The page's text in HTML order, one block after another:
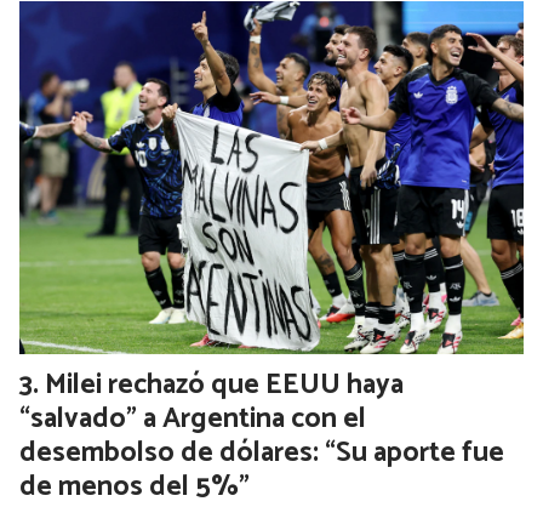
Milei rechazó que EEUU haya
“salvado” a Argentina con el
desembolso de dólares: “Su aporte fue
de menos del 5%”